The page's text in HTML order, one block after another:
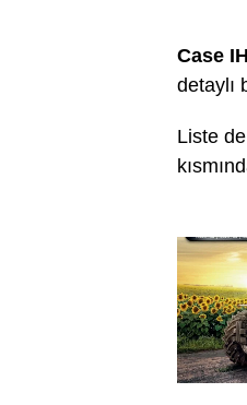
Case
detaylı
Liste de